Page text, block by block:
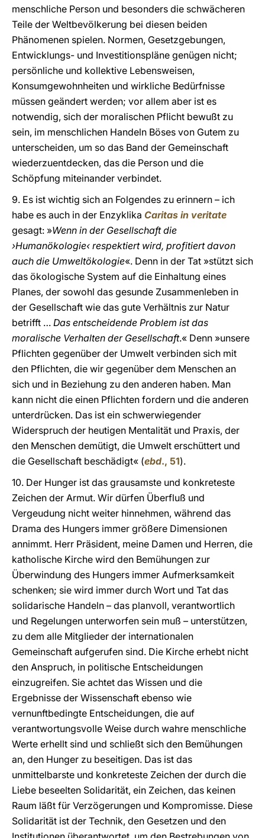
menschliche Person und besonders die schwächeren
Teile der Weltbevölkerung bei diesen beiden
Phänomenen spielen. Normen, Gesetzgebungen,
Entwicklungs- und Investitionspläne genügen nicht;
persönliche und kollektive Lebensweisen,
Konsumgewohnheiten und wirkliche Bedürfnisse
müssen geändert werden; vor allem aber ist es
notwendig, sich der moralischen Pflicht bewußt zu
sein, im menschlichen Handeln Böses von Gutem zu
unterscheiden, um so das Band der Gemeinschaft
wiederzuentdecken, das die Person und die
Schöpfung miteinander verbindet.
9. Es ist wichtig sich an Folgendes zu erinnern – ich
habe es auch in der Enzyklika Caritas in veritate
gesagt: »Wenn in der Gesellschaft die
›Humanökologie‹ respektiert wird, profitiert davon
auch die Umweltökologie«. Denn in der Tat »stützt sich
das ökologische System auf die Einhaltung eines
Planes, der sowohl das gesunde Zusammenleben in
der Gesellschaft wie das gute Verhältnis zur Natur
betrifft … Das entscheidende Problem ist das
moralische Verhalten der Gesellschaft.« Denn »unsere
Pflichten gegenüber der Umwelt verbinden sich mit
den Pflichten, die wir gegenüber dem Menschen an
sich und in Beziehung zu den anderen haben. Man
kann nicht die einen Pflichten fordern und die anderen
unterdrücken. Das ist ein schwerwiegender
Widerspruch der heutigen Mentalität und Praxis, der
den Menschen demütigt, die Umwelt erschüttert und
die Gesellschaft beschädigt« (ebd., 51).
10. Der Hunger ist das grausamste und konkreteste
Zeichen der Armut. Wir dürfen Überfluß und
Vergeudung nicht weiter hinnehmen, während das
Drama des Hungers immer größere Dimensionen
annimmt. Herr Präsident, meine Damen und Herren, die
katholische Kirche wird den Bemühungen zur
Überwindung des Hungers immer Aufmerksamkeit
schenken; sie wird immer durch Wort und Tat das
solidarische Handeln – das planvoll, verantwortlich
und Regelungen unterworfen sein muß – unterstützen,
zu dem alle Mitglieder der internationalen
Gemeinschaft aufgerufen sind. Die Kirche erhebt nicht
den Anspruch, in politische Entscheidungen
einzugreifen. Sie achtet das Wissen und die
Ergebnisse der Wissenschaft ebenso wie
vernunftbedingte Entscheidungen, die auf
verantwortungsvolle Weise durch wahre menschliche
Werte erhellt sind und schließt sich den Bemühungen
an, den Hunger zu beseitigen. Das ist das
unmittelbarste und konkreteste Zeichen der durch die
Liebe beseelten Solidarität, ein Zeichen, das keinen
Raum läßt für Verzögerungen und Kompromisse. Diese
Solidarität ist der Technik, den Gesetzen und den